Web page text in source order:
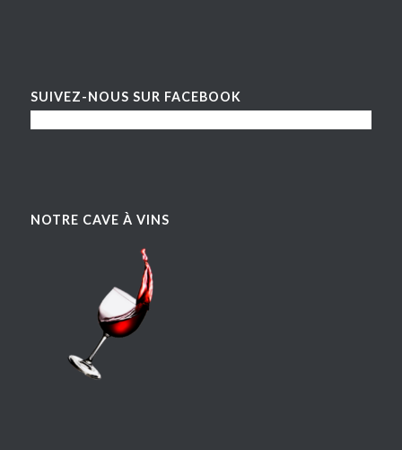
SUIVEZ-NOUS SUR FACEBOOK
NOTRE CAVE À VINS